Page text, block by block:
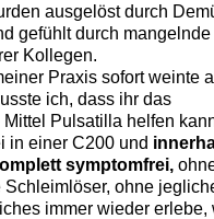
ausgelöst durch
gefühlt durch mangelnde
Kollegen.
Praxis sofort weinte
ich, dass ihr das
Mittel Pulsatilla helfen
in einer C200 und
symptomfrei,
ohne
immer wieder erlebe,